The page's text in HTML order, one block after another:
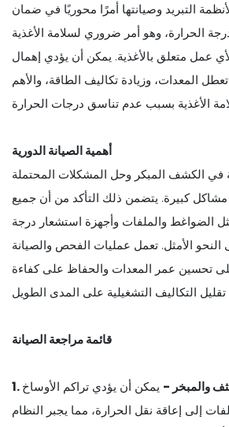
التبريد وصيانتها أمرًا محوريًا في ضمان
الحرارة، وهو أمر ضروري لسلامة الأغذية
عمل متعلق بالأغذية. يمكن أن يؤدي إهمال
تعطل المعدات، وزيادة تكاليف الطاقة، والأهم
أهمية الصيانة الدورية
في الكشف المبكر وحل المشكلات المحتملة
كبيرة. يتضمن ذلك التأكد من أن جميع
الضواغط والملفات وأجهزة استشعار درجة
النحو الأمثل. تعمل عمليات الفحص والصيانة
تحسين عمر المعدات والحفاظ على كفاءة
قائمة مراجعة الصيانة
والمبخر - يمكن أن يؤدي تراكم الأوساخ
إلى إعاقة نقل الحرارة، مما يجبر النظام